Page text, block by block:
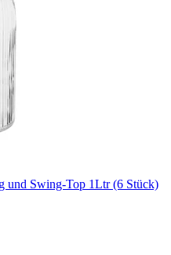
und Swing-Top 1Ltr (6 Stück)